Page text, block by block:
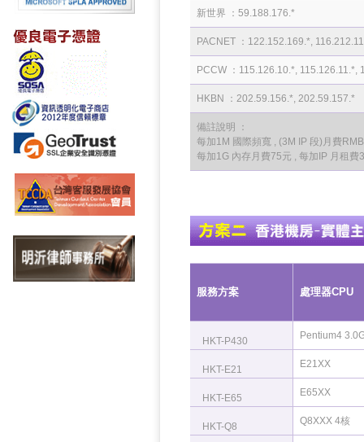
新世界 ：59.188.176.*
PACNET ：122.152.169.*,
PCCW ：115.126.10.*,
HKBN ：202.59.156.*, 202.59.157.*
備註說明 ：
每加1M 國際頻寬 , (3M IP 段)月費
每加1G 內存月費75元 , 每加IP 月租費
服務方案 處理器CPU
HKT-P430 Pentium4
HKT-E21 E21XX
HKT-E65 E65XX
HKT-Q8 Q8XXX 4核